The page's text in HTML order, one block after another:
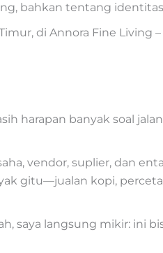
bahkan tentang
di Annora Fine Living
harapan banyak soal
vendor, suplier, dan
gitu—jualan kopi,
saya langsung mikir: ini